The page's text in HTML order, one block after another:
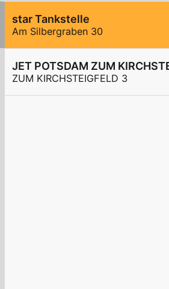
star Tankstelle
Am Silbergraben 30
ZUM KIRCHSTEIGFELD 3